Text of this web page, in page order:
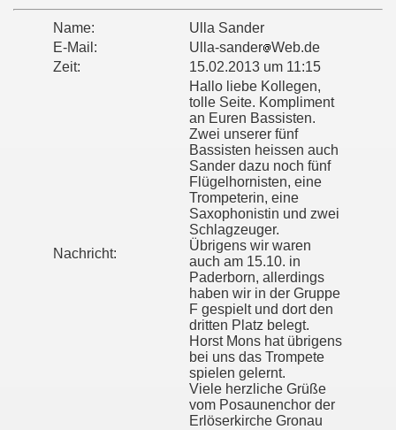
Name:
Ulla Sander
E-Mail:
Ulla-sander Web.de
Zeit:
15.02.2013 um 11:15
Nachricht:
Hallo liebe Kollegen,
tolle Seite. Kompliment
an Euren Bassisten.
Zwei unserer fünf
Bassisten heissen auch
Sander dazu noch fünf
Flügelhornisten, eine
Trompeterin, eine
Saxophonistin und zwei
Schlagzeuger.
Übrigens wir waren
auch am 15.10. in
Paderborn, allerdings
haben wir in der Gruppe
F gespielt und dort den
dritten Platz belegt.
Horst Mons hat übrigens
bei uns das Trompete
spielen gelernt.
Viele herzliche Grüße
vom Posaunenchor der
Erlöserkirche Gronau